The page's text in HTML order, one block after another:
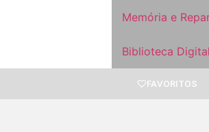
Memória e
Biblioteca Digital
FAVORITOS